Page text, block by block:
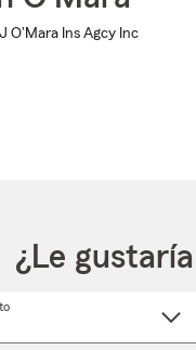
O'Mara Ins Agcy Inc
¿Le
Seleccione